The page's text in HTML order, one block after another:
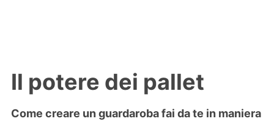
Il potere dei pallet
Come creare un guardaroba fai da te in maniera